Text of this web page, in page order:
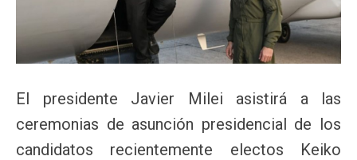
El presidente Javier Milei asistirá a las
ceremonias de asunción presidencial de los
candidatos recientemente electos Keiko